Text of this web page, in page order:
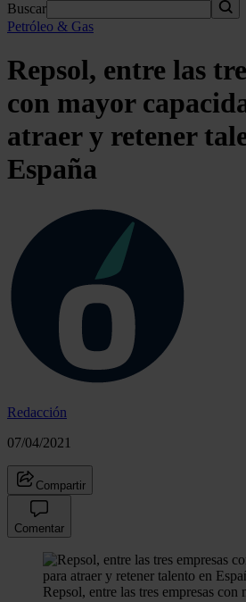
Buscar
Petróleo & Gas
Repsol, entre las
con mayor
atraer y retener
España
Redacción
07/04/2021
Compartir
Comentar
Repsol, entre las tres empresas con